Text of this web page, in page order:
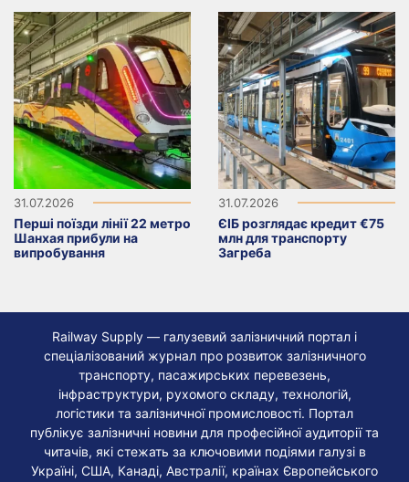
31.07.2026
Перші поїзди лінії 22 метро
Шанхая прибули на
випробування
31.07.2026
ЄІБ розглядає кредит €75
млн для транспорту
Загреба
Railway Supply — галузевий залізничний портал і
спеціалізований журнал про розвиток залізничного
транспорту, пасажирських перевезень,
інфраструктури, рухомого складу, технологій,
логістики та залізничної промисловості. Портал
публікує залізничні новини для професійної аудиторії та
читачів, які стежать за ключовими подіями галузі в
Україні, США, Канаді, Австралії, країнах Європейського